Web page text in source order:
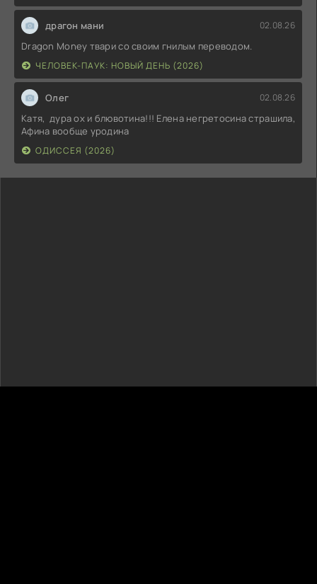
драгон мани 02.08.26
Dragon Money твари со своим гнилым переводом.
ЧЕЛОВЕК-ПАУК: НОВЫЙ ДЕНЬ (2026)
Олег 02.08.26
Катя, дура ох и блювотина!!! Елена негретосина страшила,
Афина вообще уродина
ОДИССЕЯ (2026)